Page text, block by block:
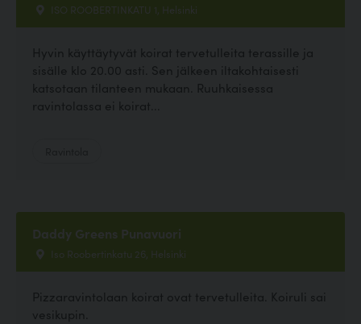
ISO ROOBERTINKATU 1, Helsinki
Hyvin käyttäytyvät koirat tervetulleita terassille ja
sisälle klo 20.00 asti. Sen jälkeen iltakohtaisesti
katsotaan tilanteen mukaan. Ruuhkaisessa
ravintolassa ei koirat...
Daddy Greens Punavuori
Iso Roobertinkatu 26, Helsinki
Pizzaravintolaan koirat ovat tervetulleita. Koiruli sai
vesikupin.